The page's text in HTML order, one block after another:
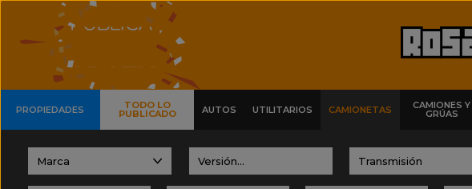
PROPIEDADES TODO LO
PUBLICADO AUTOS UTILITARIOS CAMIONETAS CAMIONES Y
GRÚAS